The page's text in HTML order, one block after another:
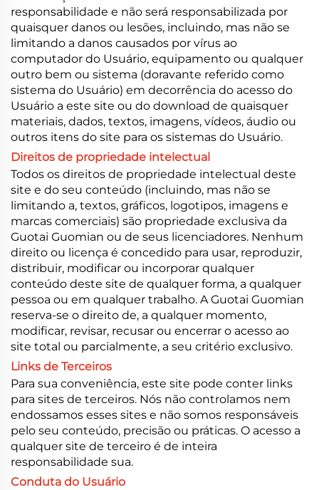
responsabilidade e não será responsabilizada por
quaisquer danos ou lesões, incluindo, mas não se
limitando a danos causados por vírus ao
computador do Usuário, equipamento ou qualquer
outro bem ou sistema (doravante referido como
sistema do Usuário) em decorrência do acesso do
Usuário a este site ou do download de quaisquer
materiais, dados, textos, imagens, vídeos, áudio ou
outros itens do site para os sistemas do Usuário.
Direitos de propriedade intelectual
Todos os direitos de propriedade intelectual deste
site e do seu conteúdo (incluindo, mas não se
limitando a, textos, gráficos, logotipos, imagens e
marcas comerciais) são propriedade exclusiva da
Guotai Guomian ou de seus licenciadores. Nenhum
direito ou licença é concedido para usar, reproduzir,
distribuir, modificar ou incorporar qualquer
conteúdo deste site de qualquer forma, a qualquer
pessoa ou em qualquer trabalho. A Guotai Guomian
reserva-se o direito de, a qualquer momento,
modificar, revisar, recusar ou encerrar o acesso ao
site total ou parcialmente, a seu critério exclusivo.
Links de Terceiros
Para sua conveniência, este site pode conter links
para sites de terceiros. Nós não controlamos nem
endossamos esses sites e não somos responsáveis
pelo seu conteúdo, precisão ou práticas. O acesso a
qualquer site de terceiro é de inteira
responsabilidade sua.
Conduta do Usuário